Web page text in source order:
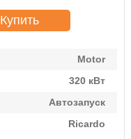
Купить
Motor
320 кВт
Автозапуск
Ricardo